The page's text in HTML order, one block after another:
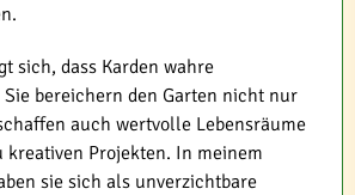
sich, dass Karden wahre
bereichern den Garten nicht nur
auch wertvolle Lebensräume
kreativen Projekten. In meinem
sie sich als unverzichtbare